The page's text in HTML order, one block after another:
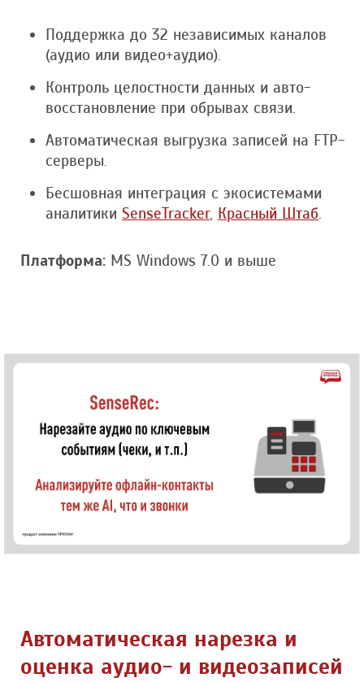
Поддержка до 32 независимых каналов
(аудио или видео+аудио).
Контроль целостности данных и авто-
восстановление при обрывах связи.
Автоматическая выгрузка записей на FTP-
серверы.
Бесшовная интеграция с экосистемами
аналитики SenseTracker, Красный Штаб.
Платформа: MS Windows 7.0 и выше
Автоматическая нарезка и
оценка аудио- и видеозаписей